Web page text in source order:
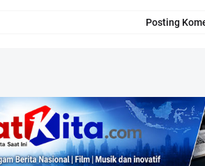
Posting